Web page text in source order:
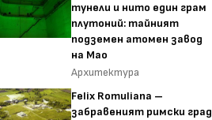
тунели и нито един грам
плутоний: тайният
подземен атомен завод
на Мао
Архитектура
Felix Romuliana –
забравеният римски град